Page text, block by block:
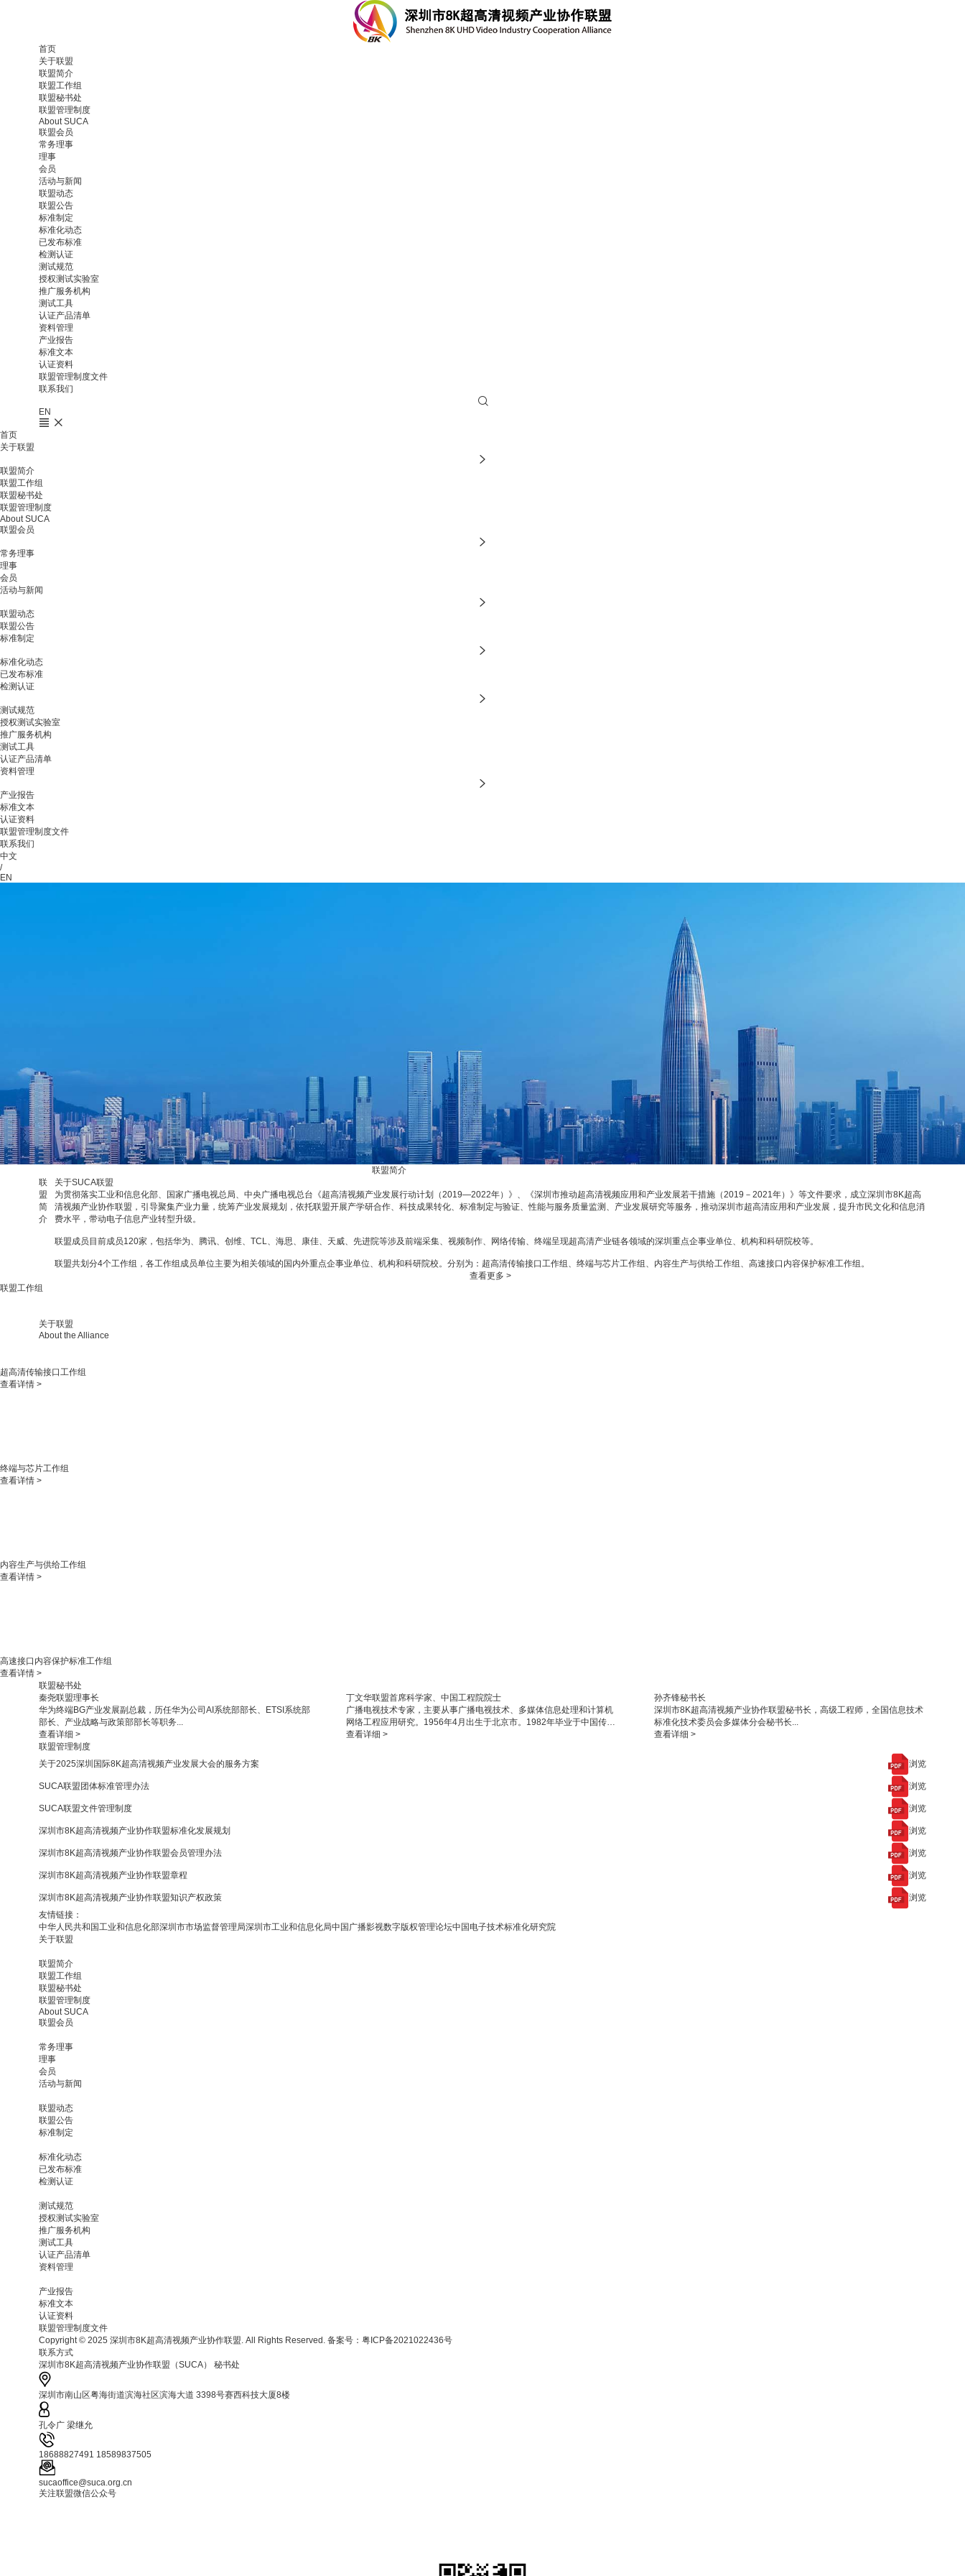
首页
关于联盟
联盟简介
联盟工作组
联盟秘书处
联盟管理制度
About SUCA
联盟会员
常务理事
理事
会员
活动与新闻
联盟动态
联盟公告
标准制定
标准化动态
已发布标准
检测认证
测试规范
授权测试实验室
推广服务机构
测试工具
认证产品清单
资料管理
产业报告
标准文本
认证资料
联盟管理制度文件
联系我们
EN
首页
关于联盟
联盟简介
联盟工作组
联盟秘书处
联盟管理制度
About SUCA
联盟会员
常务理事
理事
会员
活动与新闻
联盟动态
联盟公告
标准制定
标准化动态
已发布标准
检测认证
测试规范
授权测试实验室
推广服务机构
测试工具
认证产品清单
资料管理
产业报告
标准文本
认证资料
联盟管理制度文件
联系我们
中文
/
EN
关于联盟
About the Alliance
联盟简介
联
盟
简
介
关于SUCA联盟
为贯彻落实工业和信息化部、国家广播电视总局、中央广播电视总台《超高清视频产业发展行动计划（2019—2022年）》、《深圳市推动超高清视频应用和产业发展若干措施（2019－2021年）》等文件要求，成立深圳市8K超高
清视频产业协作联盟，引导聚集产业力量，统筹产业发展规划，依托联盟开展产学研合作、科技成果转化、标准制定与验证、性能与服务质量监测、产业发展研究等服务，推动深圳市超高清应用和产业发展，提升市民文化和信息消
费水平，带动电子信息产业转型升级。
联盟成员目前成员120家，包括华为、腾讯、创维、TCL、海思、康佳、天威、先进院等涉及前端采集、视频制作、网络传输、终端呈现超高清产业链各领域的深圳重点企事业单位、机构和科研院校等。
联盟共划分4个工作组，各工作组成员单位主要为相关领域的国内外重点企事业单位、机构和科研院校。分别为：超高清传输接口工作组、终端与芯片工作组、内容生产与供给工作组、高速接口内容保护标准工作组。
查看更多 >
联盟工作组
超高清传输接口工作组
查看详情 >
终端与芯片工作组
查看详情 >
内容生产与供给工作组
查看详情 >
高速接口内容保护标准工作组
查看详情 >
联盟秘书处
秦尧联盟理事长
华为终端BG产业发展副总裁，历任华为公司AI系统部部长、ETSI系统部
部长、产业战略与政策部部长等职务...
查看详细 >
丁文华联盟首席科学家、中国工程院院士
广播电视技术专家，主要从事广播电视技术、多媒体信息处理和计算机
网络工程应用研究。1956年4月出生于北京市。1982年毕业于中国传媒
大学（原北京广播学院）。 2013年当选中国工程院院士。
查看详细 >
孙齐锋秘书长
深圳市8K超高清视频产业协作联盟秘书长，高级工程师，全国信息技术
标准化技术委员会多媒体分会秘书长...
查看详细 >
联盟管理制度
关于2025深圳国际8K超高清视频产业发展大会的服务方案
浏览
SUCA联盟团体标准管理办法 浏览
SUCA联盟文件管理制度 浏览
深圳市8K超高清视频产业协作联盟标准化发展规划 浏览
深圳市8K超高清视频产业协作联盟会员管理办法 浏览
深圳市8K超高清视频产业协作联盟章程 浏览
深圳市8K超高清视频产业协作联盟知识产权政策
浏览
友情链接：
中华人民共和国工业和信息化部深圳市市场监督管理局深圳市工业和信息化局中国广播影视数字版权管理论坛中国电子技术标准化研究院
关于联盟
联盟简介
联盟工作组
联盟秘书处
联盟管理制度
About SUCA
联盟会员
常务理事
理事
会员
活动与新闻
联盟动态
联盟公告
标准制定
标准化动态
已发布标准
检测认证
测试规范
授权测试实验室
推广服务机构
测试工具
认证产品清单
资料管理
产业报告
标准文本
认证资料
联盟管理制度文件
Copyright © 2025 深圳市8K超高清视频产业协作联盟. All Rights Reserved. 备案号： 粤ICP备2021022436号
联系方式
深圳市8K超高清视频产业协作联盟（SUCA） 秘书处
深圳市南山区粤海街道滨海社区滨海大道 3398号赛西科技大厦8楼
孔令广 梁继允
18688827491 18589837505
sucaoffice@suca.org.cn
关注联盟微信公众号